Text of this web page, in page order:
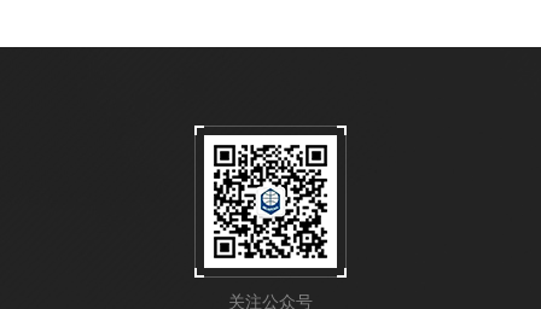
关注公众号